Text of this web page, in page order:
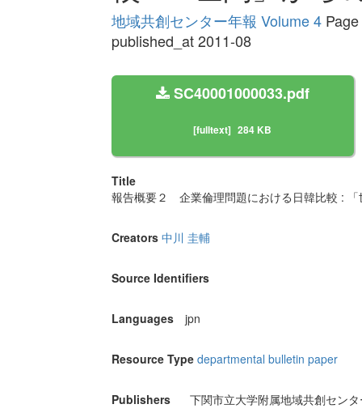
地域共創センター年報 Volume 4Page
published_at 2011-08
SC40001000033.pdf
[fulltext] 284 KB
Title
報告概要２ 企業倫理問題における日韓比較 : 「
Creators 中川 圭輔
Source Identifiers
Languages jpn
Resource Type departmental bulletin paper
Publishers 下関市立大学附属地域共創センタ